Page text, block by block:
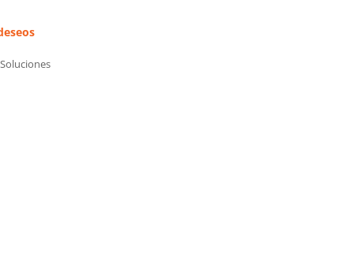
Soluciones